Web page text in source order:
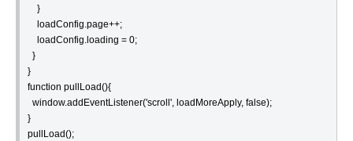
    }
    loadConfig.page++;
    loadConfig.loading = 0;
  }
}
function pullLoad(){
  window.addEventListener('scroll', loadMoreApply, false);
}
pullLoad();